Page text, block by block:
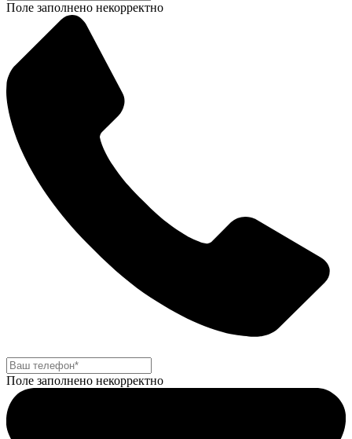
Поле заполнено некорректно
Поле заполнено некорректно